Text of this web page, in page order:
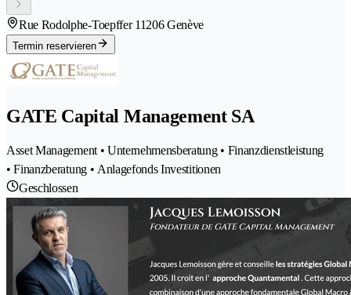
Rue Rodolphe-Toepffer 11206 Genève
Termin reservieren
GATE Capital Management SA
Asset Management • Unternehmensberatung • Finanzdienstleistung
• Finanzberatung • Anlagefonds Investitionen
Geschlossen